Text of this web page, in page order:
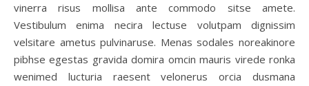
vinerra risus mollisa ante commodo sitse amete.
Vestibulum enima necira lectuse volutpam dignissim
velsitare ametus pulvinaruse. Menas sodales noreakinore
pibhse egestas gravida domira omcin mauris virede ronka
wenimed lucturia raesent velonerus orcia dusmana